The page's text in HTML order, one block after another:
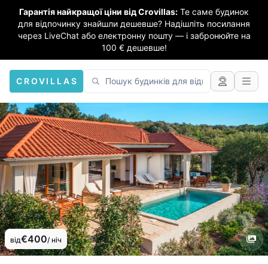
Гарантія найкращої ціни від Crovillas: Те саме будинок
для відпочинку знайшли дешевше? Надішліть посилання
через LiveChat або електронну пошту — і забронюйте на
100 € дешевше!
CROVILLAS
від€400/ ніч